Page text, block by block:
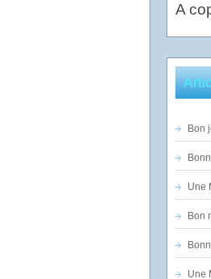
A
Bon
Une
Bon
Une